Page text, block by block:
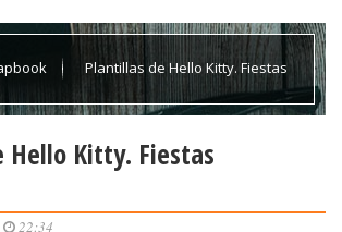
Plantillas de Hello Kitty. Fiestas
Hello Kitty. Fiestas
22:34